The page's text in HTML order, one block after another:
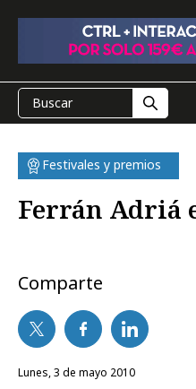
Festivales y premios
Ferrán Adriá
Comparte
lunes, 3 de mayo 2010